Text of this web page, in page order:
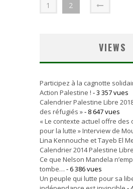
1 2
VIEWS
Participez à la cagnotte
Action Palestine ! - 3 357 vues
Calendrier Palestine Libre
des réfugiés »- 8 647 vues
« Le contexte actuel offre des
pour la lutte » Interview de
Lina Kennouche et Tayeb El
Calendrier 2014 Palestine Libre
Ce que Nelson Mandela
tombe… - 6 386 vues
Un peuple qui lutte pour sa